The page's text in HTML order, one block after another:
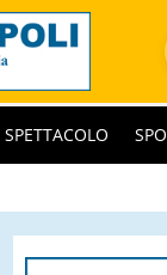
SPETTACOLO